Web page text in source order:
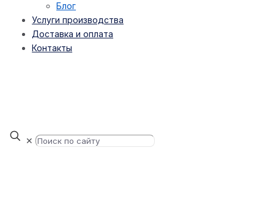
Блог
Услуги производства
Доставка и оплата
Контакты
✕